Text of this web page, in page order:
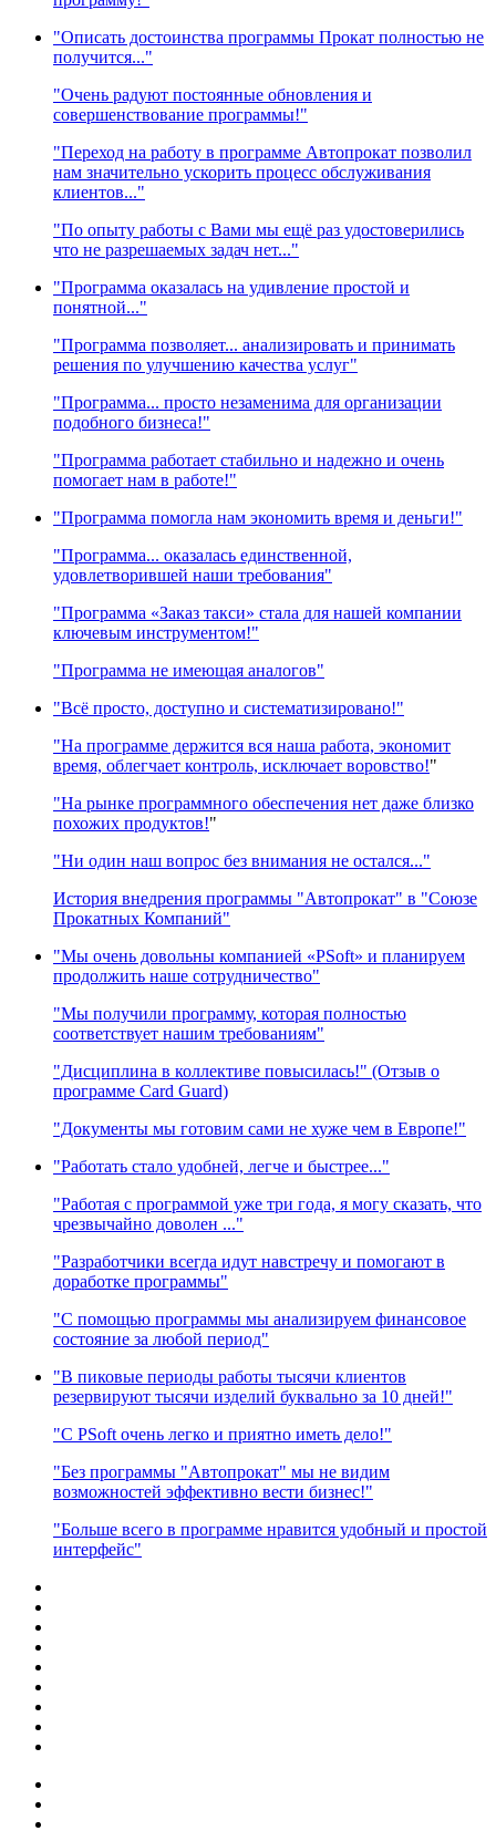
"Описать достоинства программы Прокат полностью не
получится..."
"Очень радуют постоянные обновления и
совершенствование программы!"
"Переход на работу в программе Автопрокат позволил
нам значительно ускорить процесс обслуживания
клиентов..."
"По опыту работы с Вами мы ещё раз удостоверились
что не разрешаемых задач нет..."
"Программа оказалась на удивление простой и
понятной..."
"Программа позволяет... анализировать и принимать
решения по улучшению качества услуг"
"Программа... просто незаменима для организации
подобного бизнеса!"
"Программа работает стабильно и надежно и очень
помогает нам в работе!"
"Программа помогла нам экономить время и деньги!"
"Программа... оказалась единственной,
удовлетворившей наши требования"
"Программа «Заказ такси» стала для нашей компании
ключевым инструментом!"
"Программа не имеющая аналогов"
"Всё просто, доступно и систематизировано!"
"На программе держится вся наша работа, экономит
время, облегчает контроль, исключает воровство!"
"На рынке программного обеспечения нет даже близко
похожих продуктов!"
"Ни один наш вопрос без внимания не остался..."
История внедрения программы "Автопрокат" в "Союзе
Прокатных Компаний"
"Мы очень довольны компанией «PSoft» и планируем
продолжить наше сотрудничество"
"Мы получили программу, которая полностью
соответствует нашим требованиям"
"Дисциплина в коллективе повысилась!" (Отзыв о
программе Card Guard)
"Документы мы готовим сами не хуже чем в Европе!"
"Работать стало удобней, легче и быстрее..."
"Работая с программой уже три года, я могу сказать, что
чрезвычайно доволен ..."
"Разработчики всегда идут навстречу и помогают в
доработке программы"
"С помощью программы мы анализируем финансовое
состояние за любой период"
"В пиковые периоды работы тысячи клиентов
резервируют тысячи изделий буквально за 10 дней!"
"C PSoft очень легко и приятно иметь дело!"
"Без программы "Автопрокат" мы не видим
возможностей эффективно вести бизнес!"
"Больше всего в программе нравится удобный и простой
интерфейс"